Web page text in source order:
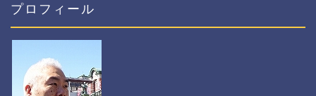
プロフィール